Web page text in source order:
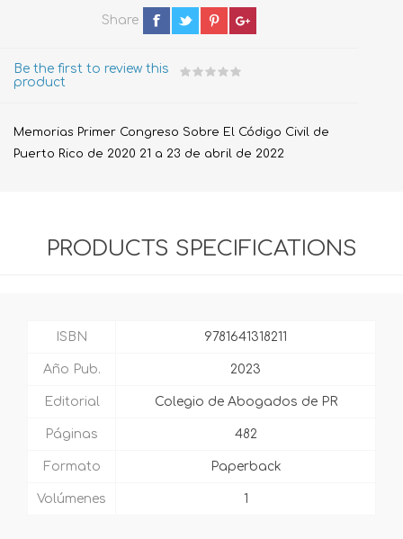
Share
Be the first to review this
product
Memorias Primer Congreso Sobre El Código Civil de
Puerto Rico de 2020 21 a 23 de abril de 2022
PRODUCTS SPECIFICATIONS
ISBN 9781641318211
Año Pub. 2023
Editorial Colegio de Abogados de PR
Páginas 482
Formato Paperback
Volúmenes 1